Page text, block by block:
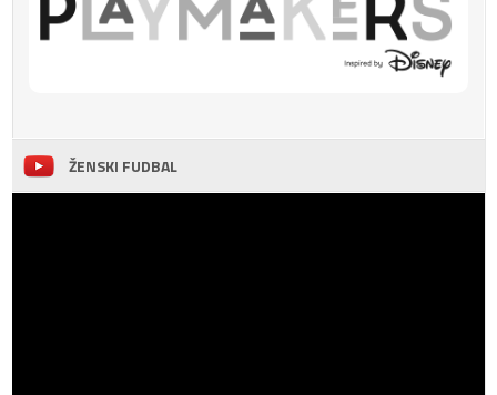
ŽENSKI FUDBAL